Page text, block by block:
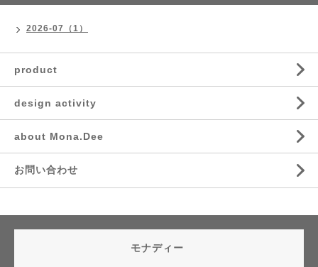
2026-07（1）
product
design activity
about Mona.Dee
お問い合わせ
モナディー